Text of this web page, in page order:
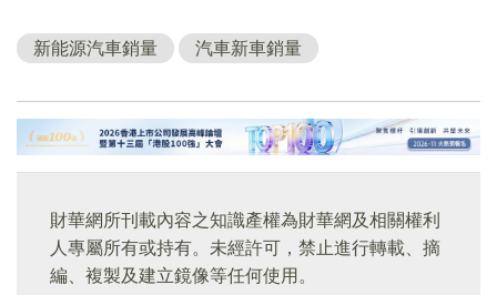
新能源汽車銷量 汽車新車銷量
財華網所刊載內容之知識產權為財華網及相關權利
人專屬所有或持有。未經許可，禁止進行轉載、摘
編、複製及建立鏡像等任何使用。